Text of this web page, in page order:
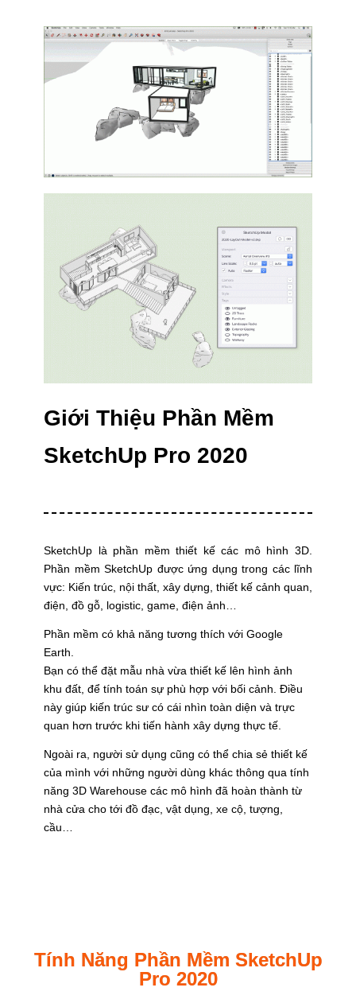
Giới Thiệu Phần Mềm
SketchUp Pro 2020
SketchUp là phần mềm thiết kế các mô hình 3D.
Phần mềm SketchUp được ứng dụng trong các lĩnh
vực: Kiến trúc, nội thất, xây dựng, thiết kế cảnh quan,
điện, đồ gỗ, logistic, game, điện ảnh…
Phần mềm có khả năng tương thích với Google
Earth.
Bạn có thể đặt mẫu nhà vừa thiết kế lên hình ảnh
khu đất, để tính toán sự phù hợp với bối cảnh. Điều
này giúp kiến trúc sư có cái nhìn toàn diện và trực
quan hơn trước khi tiến hành xây dựng thực tế.
Ngoài ra, người sử dụng cũng có thể chia sẻ thiết kế
của mình với những người dùng khác thông qua tính
năng 3D Warehouse các mô hình đã hoàn thành từ
nhà cửa cho tới đồ đạc, vật dụng, xe cộ, tượng,
cầu…
Tính Năng Phần Mềm SketchUp
Pro 2020